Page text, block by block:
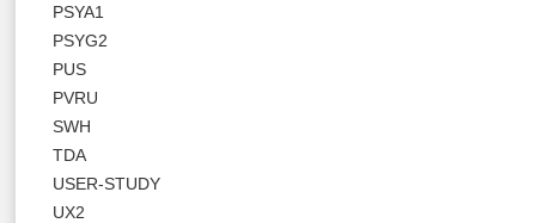
PSYA1
PSYG2
PUS
PVRU
SWH
TDA
USER-STUDY
UX2